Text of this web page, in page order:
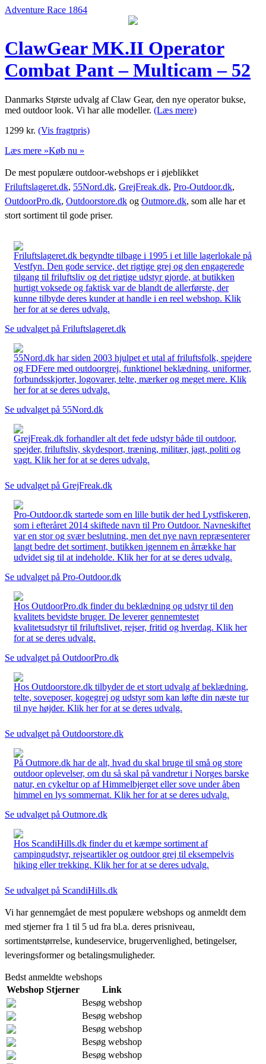
Adventure Race 1864
ClawGear MK.II Operator
Combat Pant – Multicam – 52
Danmarks Største udvalg af Claw Gear, den nye operator bukse,
med outdoor look. Vi har alle modeller. (Læs mere)
1299 kr. (Vis fragtpris)
Læs mere »Køb nu »
De mest populære outdoor-webshops er i øjeblikket
Friluftslageret.dk, 55Nord.dk, GrejFreak.dk, Pro-Outdoor.dk,
OutdoorPro.dk, Outdoorstore.dk og Outmore.dk, som alle har et
stort sortiment til gode priser.
Friluftslageret.dk begyndte tilbage i 1995 i et lille lagerlokale på
Vestfyn. Den gode service, det rigtige grej og den engagerede
tilgang til friluftsliv og det rigtige udstyr gjorde, at butikken
hurtigt voksede og faktisk var de blandt de allerførste, der
kunne tilbyde deres kunder at handle i en reel webshop. Klik
her for at se deres udvalg.
Se udvalget på Friluftslageret.dk
55Nord.dk har siden 2003 hjulpet et utal af friluftsfolk, spejdere
og FDFere med outdoorgrej, funktionel beklædning, uniformer,
forbundsskjorter, logovarer, telte, mærker og meget mere. Klik
her for at se deres udvalg.
Se udvalget på 55Nord.dk
GrejFreak.dk forhandler alt det fede udstyr både til outdoor,
spejder, friluftsliv, skydesport, træning, militær, jagt, politi og
vagt. Klik her for at se deres udvalg.
Se udvalget på GrejFreak.dk
Pro-Outdoor.dk startede som en lille butik der hed Lystfiskeren,
som i efteråret 2014 skiftede navn til Pro Outdoor. Navneskiftet
var en stor og svær beslutning, men det nye navn repræsenterer
langt bedre det sortiment, butikken igennem en årrække har
udvidet sig til at indeholde. Klik her for at se deres udvalg.
Se udvalget på Pro-Outdoor.dk
Hos OutdoorPro.dk finder du beklædning og udstyr til den
kvalitets bevidste bruger. De leverer gennemtestet
kvalitetsudstyr til friluftslivet, rejser, fritid og hverdag. Klik her
for at se deres udvalg.
Se udvalget på OutdoorPro.dk
Hos Outdoorstore.dk tilbyder de et stort udvalg af beklædning,
telte, soveposer, kogegrej og udstyr som kan løfte din næste tur
til nye højder. Klik her for at se deres udvalg.
Se udvalget på Outdoorstore.dk
På Outmore.dk har de alt, hvad du skal bruge til små og store
outdoor oplevelser, om du så skal på vandretur i Norges barske
natur, en cykeltur op af Himmelbjerget eller sove under åben
himmel en lys sommernat. Klik her for at se deres udvalg.
Se udvalget på Outmore.dk
Hos ScandiHills.dk finder du et kæmpe sortiment af
campingudstyr, rejseartikler og outdoor grej til eksempelvis
hiking eller trekking. Klik her for at se deres udvalg.
Se udvalget på ScandiHills.dk
Vi har gennemgået de mest populære webshops og anmeldt dem
med stjerner fra 1 til 5 ud fra bl.a. deres prisniveau,
sortimentstørrelse, kundeservice, brugervenlighed, betingelser,
leveringsformer og betalingsmuligheder.
Bedst anmeldte webshops
Webshop Stjerner
Link
Besøg webshop
Besøg webshop
Besøg webshop
Besøg webshop
Besøg webshop